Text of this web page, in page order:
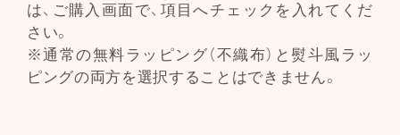
は、ご購入画面で、項目へチェックを入れてくだ
さい。
※通常の無料ラッピング（不織布）と熨斗風ラッ
ピングの両方を選択することはできません。